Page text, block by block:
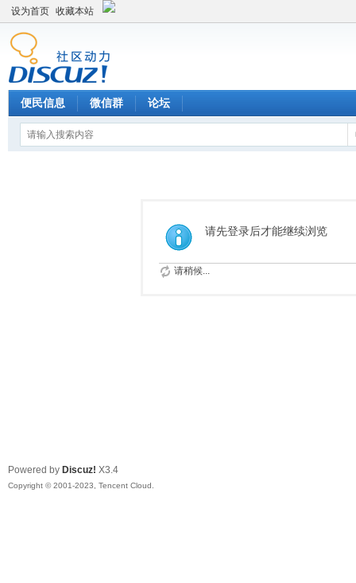
设为首页 收藏本站
便民信息 微信群 论坛
请先登录后才能继续浏览
请稍候...
Powered by Discuz! X3.4
Copyright © 2001-2023, Tencent Cloud.